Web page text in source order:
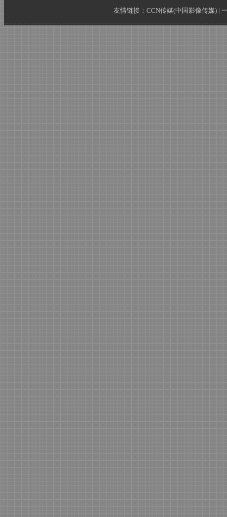
友情链接： CCN传媒(中国影像传媒) |